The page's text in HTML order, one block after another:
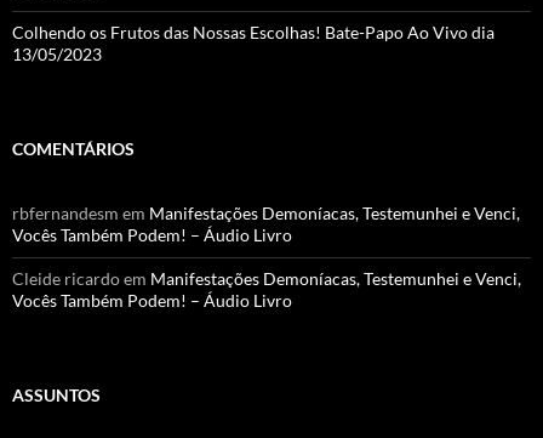
Colhendo os Frutos das Nossas Escolhas! Bate-Papo Ao Vivo dia
13/05/2023
COMENTÁRIOS
rbfernandesm em Manifestações Demoníacas, Testemunhei e Venci,
Vocês Também Podem! – Áudio Livro
Cleide ricardoem Manifestações Demoníacas, Testemunhei e Venci,
Vocês Também Podem! – Áudio Livro
ASSUNTOS